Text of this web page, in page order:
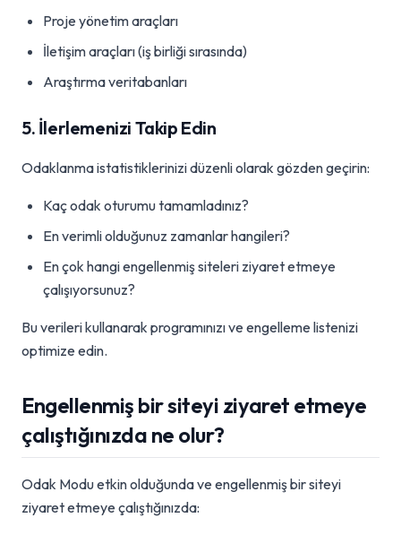
Proje yönetim araçları
İletişim araçları (iş birliği sırasında)
Araştırma veritabanları
5. İlerlemenizi Takip Edin
Odaklanma istatistiklerinizi düzenli olarak gözden geçirin:
Kaç odak oturumu tamamladınız?
En verimli olduğunuz zamanlar hangileri?
En çok hangi engellenmiş siteleri ziyaret etmeye
çalışıyorsunuz?
Bu verileri kullanarak programınızı ve engelleme listenizi
optimize edin.
Engellenmiş bir siteyi ziyaret etmeye
çalıştığınızda ne olur?
Odak Modu etkin olduğunda ve engellenmiş bir siteyi
ziyaret etmeye çalıştığınızda: